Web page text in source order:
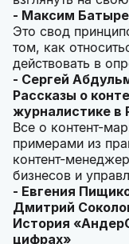
- Максим
Это свод
том, как
действовать в
- Сергей
Рассказы о
журналистике в
Все о контент-
примерами из
контент-
бизнесов и
- Евгения
Дмитрий
История
цифрах»